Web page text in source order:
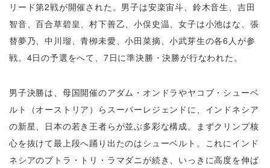
リード第2戦が開催された。男子は安楽宙斗、鈴木音生、吉田
智音、百合草碧皇、村下善乙、小俣史温、女子は小池はな、張
替夢乃、中川瑠、青栁未愛、小田菜摘、小武芽生の各6人が参
戦。4日の予選をへて、7日に準決勝・決勝が行なわれた。
男子決勝は、母国開催のアダム・オンドラやヤコブ・シューベ
ルト（オーストリア）らスーパーレジェンドに、インドネシア
の新星、日本の若き王者らが並ぶ多彩な構成。まずクリンプ核
心を抜けて最上段へ踊り出たのはシューベルト。これにインド
ネシアのプトラ・トリ・ラマダニが続き、いっきに高度を伸ば